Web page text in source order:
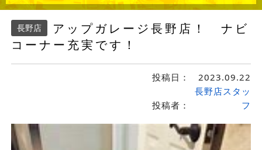
長野店
アップガレージ長野店！ ナビ
コーナー充実です！
投稿日： 2023.09.22
投稿者：
長野店スタッ
フ